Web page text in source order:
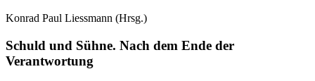
Konrad Paul Liessmann (Hrsg.)
Schuld und Sühne. Nach dem Ende der
Verantwortung